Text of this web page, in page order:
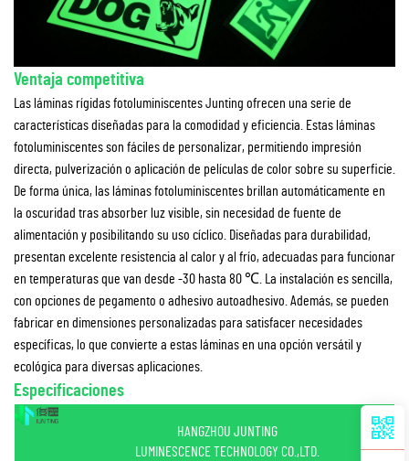
Ventaja competitiva
Las láminas rígidas fotoluminiscentes Junting ofrecen una serie de
características diseñadas para la comodidad y eficiencia. Estas láminas
fotoluminiscentes son fáciles de personalizar, permitiendo impresión
directa, pulverización o aplicación de películas de color sobre su superficie.
De forma única, las láminas fotoluminiscentes brillan automáticamente en
la oscuridad tras absorber luz visible, sin necesidad de fuente de
alimentación y posibilitando su uso cíclico. Diseñadas para durabilidad,
presentan excelente resistencia al calor y al frío, adecuadas para funcionar
en temperaturas que van desde -30 hasta 80 ℃. La instalación es sencilla,
con opciones de pegamento o adhesivo autoadhesivo. Además, se pueden
fabricar en dimensiones personalizadas para satisfacer necesidades
específicas, lo que convierte a estas láminas en una opción versátil y
ecológica para diversas aplicaciones.
Especificaciones
HANGZHOU JUNTING
LUMINESCENCE TECHNOLOGY CO.,LTD.